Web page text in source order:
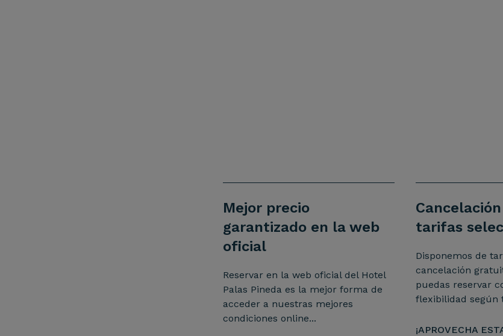
Mejor precio
garantizado en la web
oficial
Reservar en la web oficial del Hotel
Palas Pineda es la mejor forma de
acceder a nuestras mejores
condiciones online...
tarifas
Disponemos de
cancelación
puedas reservar
flexibilidad según
¡APROVECHA